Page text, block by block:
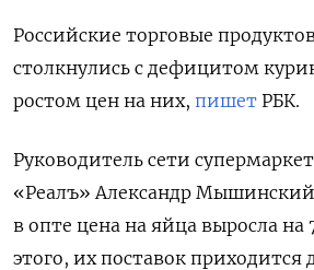
Российские торговые
столкнулись с дефицитом
ростом цен на них, пишет РБК.
Руководитель сети
«Реалъ» Александр
в опте цена на яйца выросла
этого, их поставок приходится